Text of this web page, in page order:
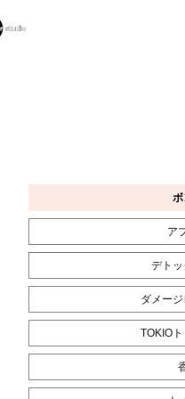
ア
デト
ダメー
TOKIO